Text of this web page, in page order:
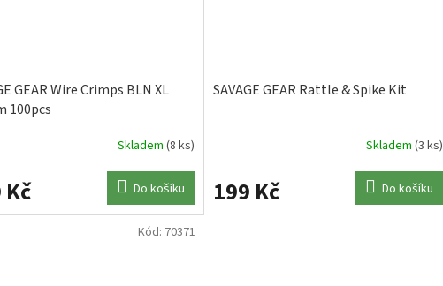
GEAR Wire Crimps BLN XL
100pcs
Skladem (8 ks)
Kč Do košíku
SAVAGE GEAR Rattle & Spike Kit
Skladem (3 ks)
199 Kč Do košíku
Kód: 70371